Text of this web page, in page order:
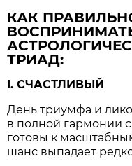
КАК
ТРИАД:
I. СЧАСТЛИВЫЙ
День триумфа и
в полной гармонии
готовы к
шанс выпадает